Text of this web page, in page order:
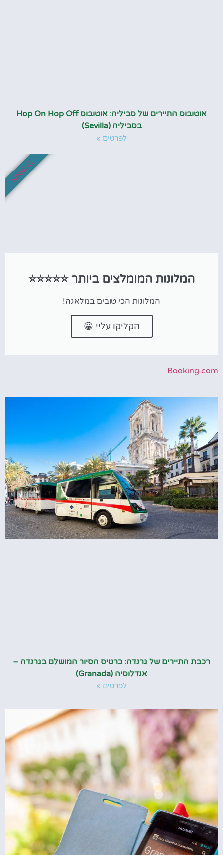
אוטובוס התיירים של סביליה: אוטובוס Hop On Hop Off
בסביליה (Sevilla)
לפרטים »
המלונות המומלצים ביותר ⭐⭐⭐⭐⭐
המלונות הכי טובים במלאגה!
הקליקו עליי 😀
לא לפספס!
Booking.com
רכבת התיירים של גרנדה: כרטיס הסיור המושלם בגרנדה –
אנדלוסיה (Granada)
לפרטים »